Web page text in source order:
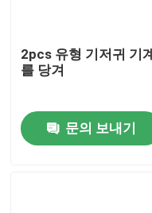
품질 관리
연락주세요
2pcs 유형 기저귀 기계
를 당겨
문의 보내기